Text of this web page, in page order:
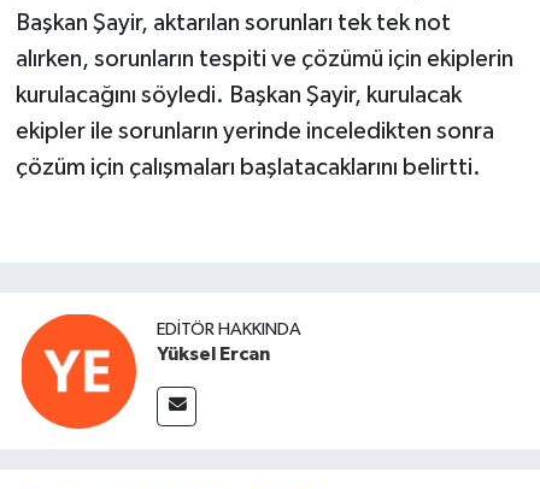
Başkan Şayir, aktarılan sorunları tek tek not
alırken, sorunların tespiti ve çözümü için ekiplerin
kurulacağını söyledi. Başkan Şayir, kurulacak
ekipler ile sorunların yerinde inceledikten sonra
çözüm için çalışmaları başlatacaklarını belirtti.
EDITÖR HAKKINDA
Yüksel Ercan